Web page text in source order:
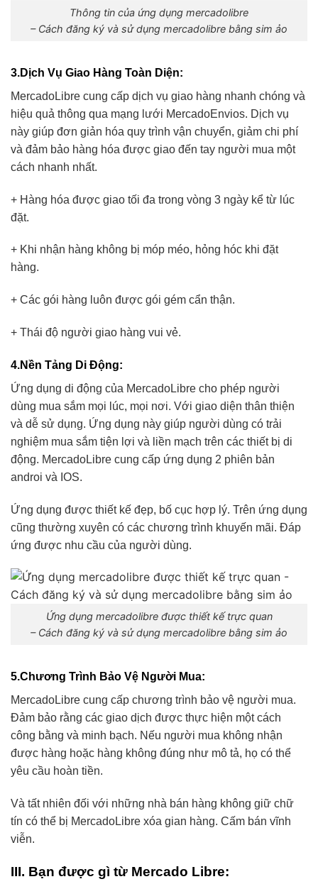
Thông tin của ứng dụng mercadolibre
– Cách đăng ký và sử dụng mercadolibre bằng sim ảo
3.Dịch Vụ Giao Hàng Toàn Diện:
MercadoLibre cung cấp dịch vụ giao hàng nhanh chóng và
hiệu quả thông qua mạng lưới MercadoEnvios. Dịch vụ
này giúp đơn giản hóa quy trình vận chuyển, giảm chi phí
và đảm bảo hàng hóa được giao đến tay người mua một
cách nhanh nhất.
+ Hàng hóa được giao tối đa trong vòng 3 ngày kể từ lúc
đặt.
+ Khi nhận hàng không bị móp méo, hỏng hóc khi đặt
hàng.
+ Các gói hàng luôn được gói gém cẩn thận.
+ Thái độ người giao hàng vui vẻ.
4.Nền Tảng Di Động:
Ứng dụng di động của MercadoLibre cho phép người
dùng mua sắm mọi lúc, mọi nơi. Với giao diện thân thiện
và dễ sử dụng. Ứng dụng này giúp người dùng có trải
nghiệm mua sắm tiện lợi và liền mạch trên các thiết bị di
động. MercadoLibre cung cấp ứng dụng 2 phiên bản
androi và IOS.
Ứng dụng được thiết kế đẹp, bố cục hợp lý. Trên ứng dụng
cũng thường xuyên có các chương trình khuyến mãi. Đáp
ứng được nhu cầu của người dùng.
Ứng dụng mercadolibre được thiết kế trực quan
– Cách đăng ký và sử dụng mercadolibre bằng sim ảo
5.Chương Trình Bảo Vệ Người Mua:
MercadoLibre cung cấp chương trình bảo vệ người mua.
Đảm bảo rằng các giao dịch được thực hiện một cách
công bằng và minh bạch. Nếu người mua không nhận
được hàng hoặc hàng không đúng như mô tả, họ có thể
yêu cầu hoàn tiền.
Và tất nhiên đối với những nhà bán hàng không giữ chữ
tín có thể bị MercadoLibre xóa gian hàng. Cấm bán vĩnh
viễn.
III. Bạn được gì từ Mercado Libre: